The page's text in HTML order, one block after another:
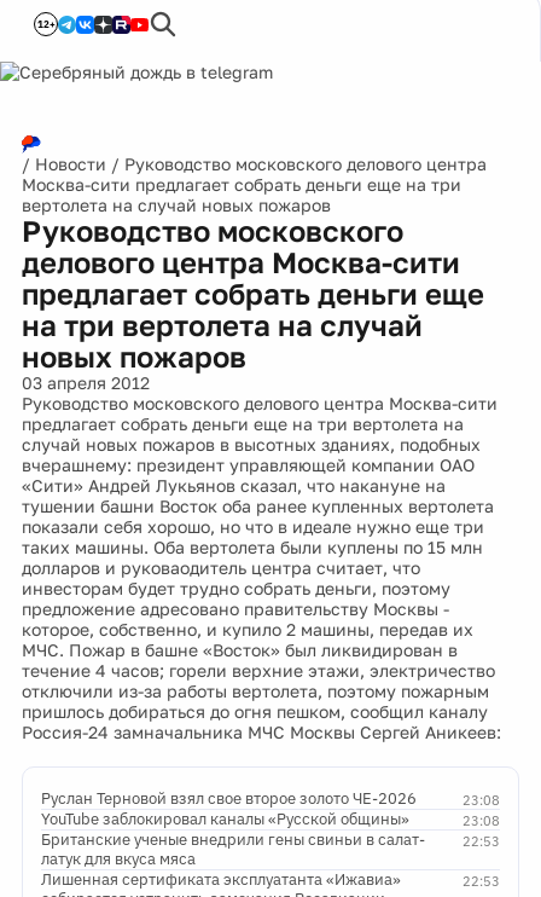
12+
/ Новости / Руководство московского делового центра
Москва-сити предлагает собрать деньги еще на три
вертолета на случай новых пожаров
Руководство московского
делового центра Москва-сити
предлагает собрать деньги еще
на три вертолета на случай
новых пожаров
03 апреля 2012
Руководство московского делового центра Москва-сити
предлагает собрать деньги еще на три вертолета на
случай новых пожаров в высотных зданиях, подобных
вчерашнему: президент управляющей компании ОАО
«Сити» Андрей Лукьянов сказал, что накануне на
тушении башни Восток оба ранее купленных вертолета
показали себя хорошо, но что в идеале нужно еще три
таких машины. Оба вертолета были куплены по 15 млн
долларов и руковаодитель центра считает, что
инвесторам будет трудно собрать деньги, поэтому
предложение адресовано правительству Москвы -
которое, собственно, и купило 2 машины, передав их
МЧС. Пожар в башне «Восток» был ликвидирован в
течение 4 часов; горели верхние этажи, электричество
отключили из-за работы вертолета, поэтому пожарным
пришлось добираться до огня пешком, сообщил каналу
Россия-24 замначальника МЧС Москвы Сергей Аникеев:
23:08
Руслан Терновой взял свое второе золото ЧЕ-2026
23:08
YouTube заблокировал каналы «Русской общины»
22:53
Британские ученые внедрили гены свиньи в салат-
латук для вкуса мяса
22:53
Лишенная сертификата эксплуатанта «Ижавиа»